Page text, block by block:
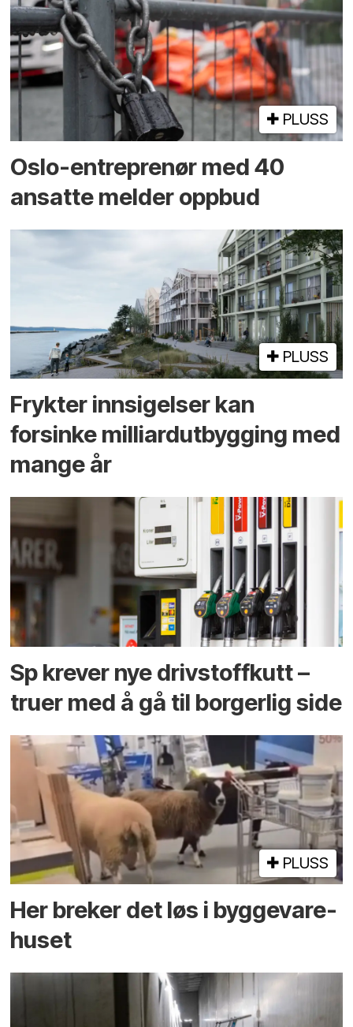
PLUSS
Oslo-entreprenør med 40
ansatte melder oppbud
PLUSS
Frykter innsigelser kan
forsinke milliard­utbygging med
mange år
Sp krever nye drivstoffkutt –
truer med å gå til borgerlig side
PLUSS
Her breker det løs i bygge­vare­
huset